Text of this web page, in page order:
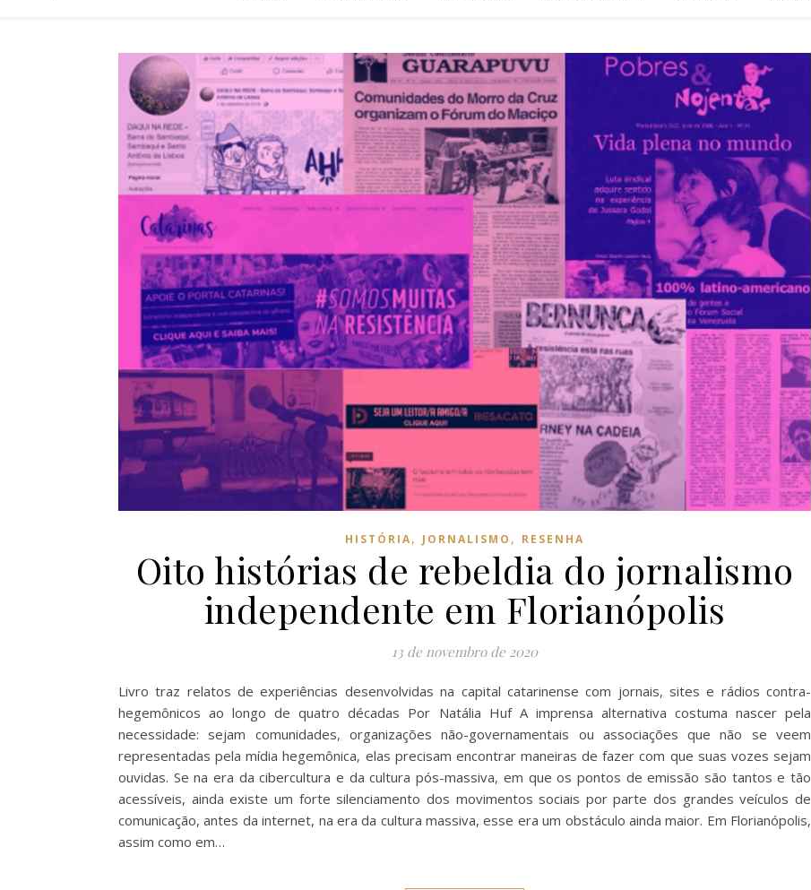
HISTÓRIA, JORNALISMO , RESENHA
Oito histórias de rebeldia do jornalismo
independente em Florianópolis
13 de novembro de 2020
Livro traz relatos de experiências desenvolvidas na capital catarinense com jornais, sites e rádios contra-
hegemônicos ao longo de quatro décadas Por Natália Huf A imprensa alternativa costuma nascer pela
necessidade: sejam comunidades, organizações não-governamentais ou associações que não se veem
representadas pela mídia hegemônica, elas precisam encontrar maneiras de fazer com que suas vozes sejam
ouvidas. Se na era da cibercultura e da cultura pós-massiva, em que os pontos de emissão são tantos e tão
acessíveis, ainda existe um forte silenciamento dos movimentos sociais por parte dos grandes veículos de
comunicação, antes da internet, na era da cultura massiva, esse era um obstáculo ainda maior. Em Florianópolis,
assim como em…